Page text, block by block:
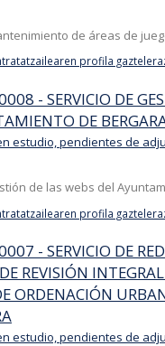
de áreas de
profila
- SERVICIO DE
DE
estudio, pendientes de
de las webs del
profila
- SERVICIO DE
REVISIÓN
ORDENACIÓN
estudio, pendientes de